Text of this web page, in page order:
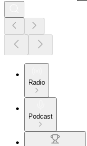
Radio
Podcast